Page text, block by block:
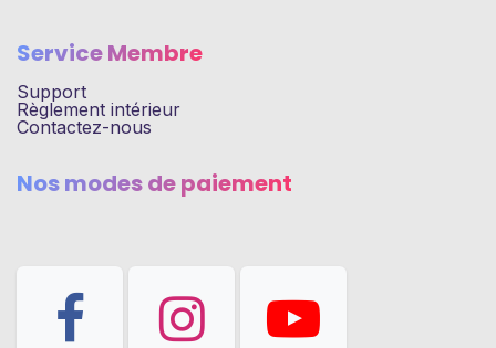
Service Membre
Support
Règlement intérieur
Contactez-nous
Nos modes de paiement